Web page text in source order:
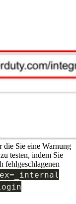
die Sie eine Warnung
testen, indem Sie
fehlgeschlagenen
= _internal